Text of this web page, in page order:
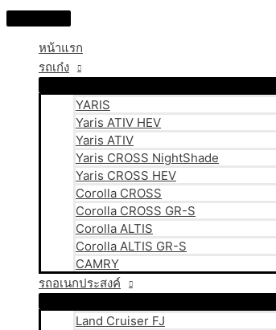
Skip
to
content
Main
หน้าแรก
รถเก๋ง
YARIS
Yaris ATIV HEV
Yaris ATIV
Yaris CROSS NightShade
Yaris CROSS HEV
Corolla CROSS
Corolla CROSS GR-S
Corolla ALTIS
Corolla ALTIS GR-S
CAMRY
รถอเนกประสงค์
Land Cruiser FJ